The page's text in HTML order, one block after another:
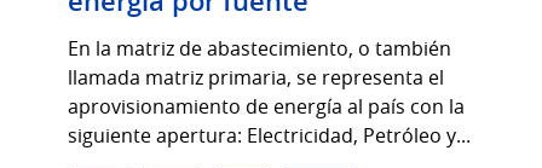
En la matriz de abastecimiento, o también
llamada matriz primaria, se representa el
aprovisionamiento de energía al país con la
siguiente apertura: Electricidad, Petróleo y...